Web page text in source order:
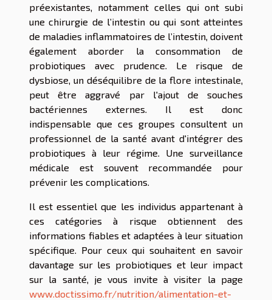
préexistantes, notamment celles qui ont subi
une chirurgie de l’intestin ou qui sont atteintes
de maladies inflammatoires de l’intestin, doivent
également aborder la consommation de
probiotiques avec prudence. Le risque de
dysbiose, un déséquilibre de la flore intestinale,
peut être aggravé par l'ajout de souches
bactériennes externes. Il est donc
indispensable que ces groupes consultent un
professionnel de la santé avant d'intégrer des
probiotiques à leur régime. Une surveillance
médicale est souvent recommandée pour
prévenir les complications.
Il est essentiel que les individus appartenant à
ces catégories à risque obtiennent des
informations fiables et adaptées à leur situation
spécifique. Pour ceux qui souhaitent en savoir
davantage sur les probiotiques et leur impact
sur la santé, je vous invite à visiter la page
www.doctissimo.fr/nutrition/alimentation-et-